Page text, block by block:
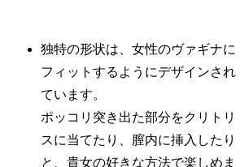
独特の形状は、女性のヴァギナに
フィットするようにデザインされ
ています。
ポッコリ突き出た部分をクリトリ
スに当てたり、膣内に挿入したり
と、貴女の好きな方法で楽しめま